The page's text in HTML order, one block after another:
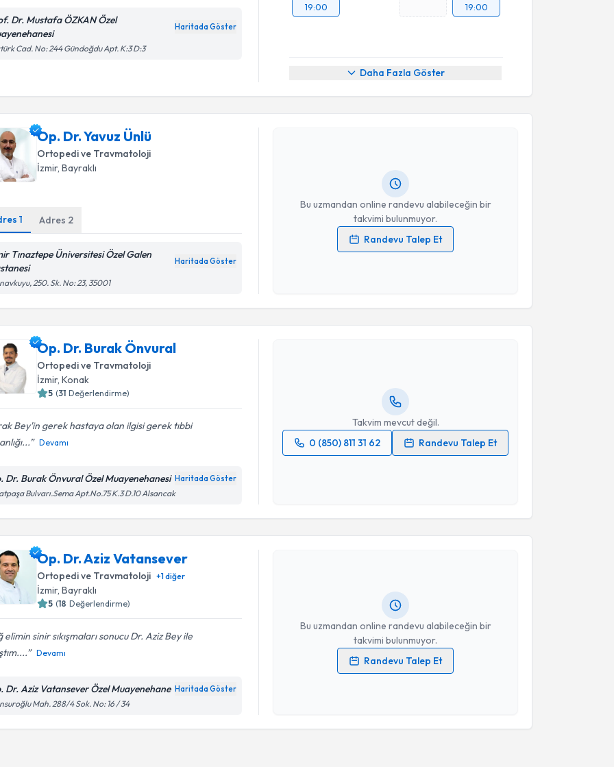
Dr. Mustafa ÖZKAN Özel
Haritada Göster
Cad. No: 244 Gündoğdu Apt. K:3 D:3
19:00
19:00
Daha Fazla Göster
Op. Dr. Yavuz Ünlü
Ortopedi ve Travmatoloji
İzmir, Bayraklı
1 Adres 2
Tınaztepe Üniversitesi Özel Galen
Haritada Göster
250. Sk. No: 23, 35001
Bu uzmandan online randevu alabileceğin bir
takvimi bulunmuyor.
Randevu Talep Et
Randevu Takvimi Talebi
Op. Dr. Yavuz Ünlü
Kişisel verilerimin işlenmesine ilişkinAydınlatma Metni
Takvim Talebini Gönder
Op. Dr. Burak Önvural
Ortopedi ve Travmatoloji
İzmir, Konak
5 (31 Değerlendirme)
Bey'in gerek hastaya olan ilgisi gerek tıbbi
Devamı
Dr. Burak Önvural Özel Muayenehanesi Haritada Göster
Bulvarı.Sema Apt.No.75 K.3 D.10 Alsancak
Takvim mevcut değil.
0 (850) 811 31 62
Randevu Talep Et
Randevu Takvimi Talebi
Op. Dr. Burak Önvural
Takvim Talebini Gönder
Op. Dr. Aziz Vatansever
Ortopedi ve Travmatoloji +1diğer
İzmir, Bayraklı
5 (18 Değerlendirme)
elimin sinir sıkışmaları sonucu Dr. Aziz Bey ile
Devamı
Dr. Aziz Vatansever Özel Muayenehane Haritada Göster
Mah. 288/4 Sok. No: 16 / 34
Bu uzmandan online randevu alabileceğin bir
takvimi bulunmuyor.
Randevu Talep Et
Randevu Takvimi Talebi
Op. Dr. Aziz Vatansever
Kişisel verilerimin işlenmesine ilişkinAydınlatma Metni